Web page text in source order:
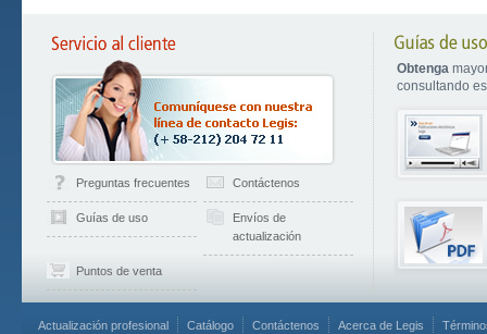
Preguntas frecuentes Contáctenos
Guías de uso
Envíos de
actualización
Puntos de venta
Obtenga
consultando
Actualización profesional Catálogo Contáctenos Acerca de Legis